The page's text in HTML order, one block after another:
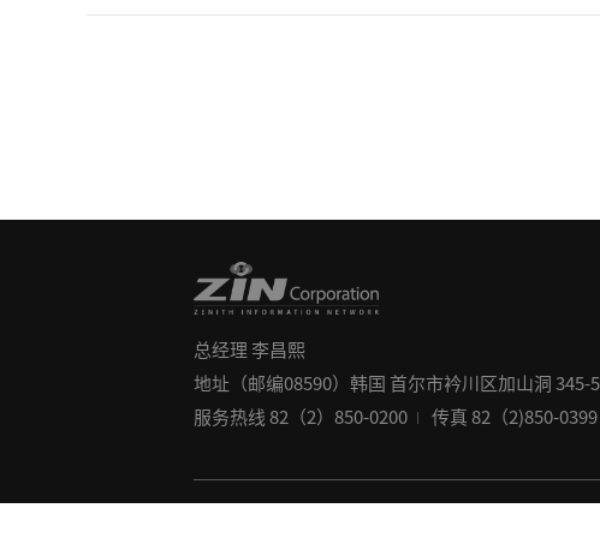
总经理 李昌熙
地址（邮编08590）韩国 首尔市衿川区加山洞
服务热线 82（2）850-0200
传真 82（2)850-0399